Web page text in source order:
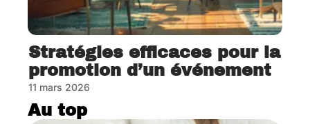
Stratégies efficaces pour la
promotion d’un événement
11 mars 2026
Au top